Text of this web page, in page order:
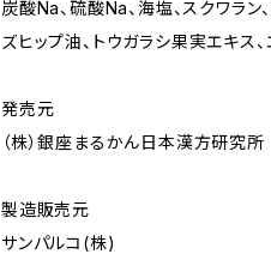
炭酸Na、硫酸Na、海塩、スクワラン
ズヒップ油、トウガラシ果実エキス
発売元
（株）銀座まるかん日本漢方研究所
製造販売元
サンパルコ(株)